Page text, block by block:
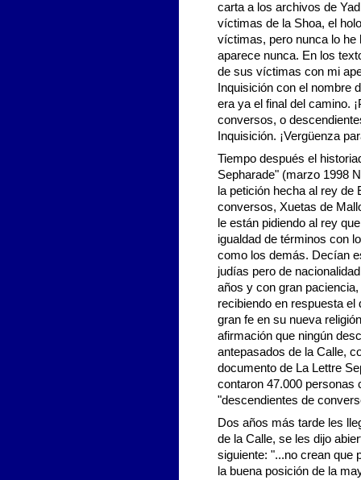
carta a los archivos de
víctimas de la Shoa, el
víctimas, pero nunca lo he
aparece nunca. En los
de sus víctimas con mi
Inquisición con el nombre
era ya el final del camino.
conversos, o
Inquisición. ¡Vergüenza
Tiempo después el
Sepharade" (marzo 1998
la petición hecha al rey
conversos, Xuetas de
le están pidiendo al rey
igualdad de términos con
como los demás. Decían
judías pero de
años y con gran
recibiendo en respuesta
gran fe en su nueva
afirmación que ningún
antepasados de la Calle,
documento de La Lettre
contaron 47.000 personas
"descendientes de
Dos años más tarde les
de la Calle, se les dijo
siguiente: "...no crean que
la buena posición de la